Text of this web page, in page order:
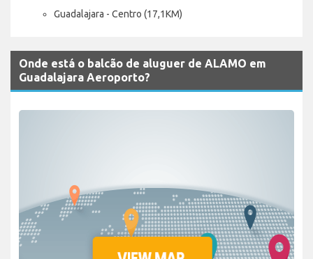
Guadalajara - Centro (17,1KM)
Onde está o balcão de aluguer de ALAMO em
Guadalajara Aeroporto?